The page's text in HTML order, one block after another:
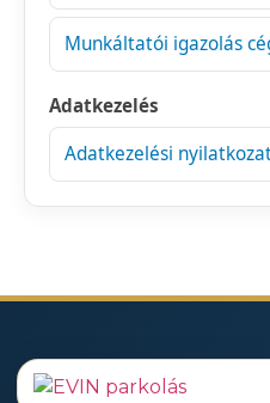
Munkáltatói igazolás
Adatkezelés
Adatkezelési